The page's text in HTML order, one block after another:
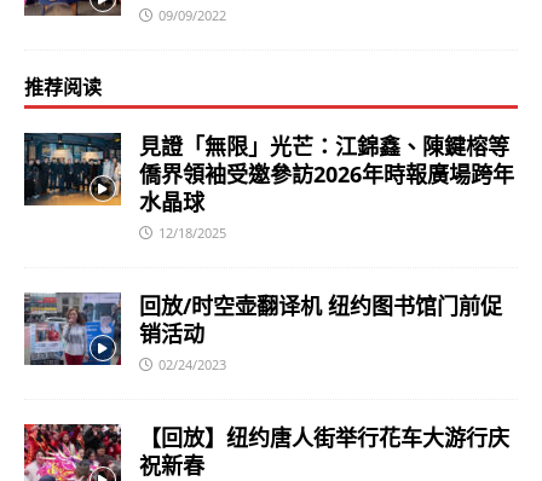
09/09/2022
推荐阅读
見證「無限」光芒：江錦鑫、陳鍵榕等
僑界領袖受邀參訪2026年時報廣場跨年
水晶球
12/18/2025
回放/时空壶翻译机 纽约图书馆门前促
销活动
02/24/2023
【回放】纽约唐人街举行花车大游行庆
祝新春